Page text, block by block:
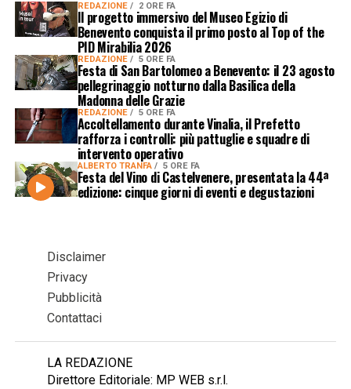
REDAZIONE 2 ORE FA
Il progetto immersivo del Museo Egizio di
Benevento conquista il primo posto al Top of the
PID Mirabilia 2026
REDAZIONE 5 ORE FA
Festa di San Bartolomeo a Benevento: il 23 agosto
pellegrinaggio notturno dalla Basilica della
Madonna delle Grazie
REDAZIONE 5 ORE FA
Accoltellamento durante Vinalia, il Prefetto
rafforza i controlli: più pattuglie e squadre di
intervento operativo
ALBERTO TRANFA 5 ORE FA
Festa del Vino di Castelvenere, presentata la 44ª
edizione: cinque giorni di eventi e degustazioni
Disclaimer
Privacy
Pubblicità
Contattaci
LA REDAZIONE
Direttore Editoriale: MP WEB s.r.l.